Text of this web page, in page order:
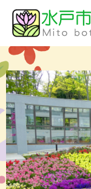
の
頭
で
す
。
ー
飛
ば
し
て
本
文
へ
本
文
植
物
公
園